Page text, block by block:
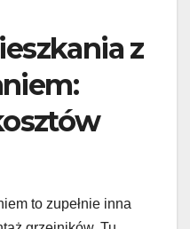
z
to zupełnie inna